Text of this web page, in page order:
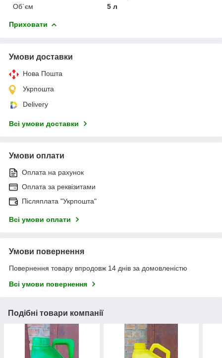
Об`єм
5 л
Приховати
Умови доставки
Нова Пошта
Укрпошта
Delivery
Всі умови доставки
Умови оплати
Оплата на рахунок
Оплата за реквізитами
Післяплата "Укрпошта"
Всі умови оплати
Умови повернення
Повернення товару впродовж 14 днів за домовленістю
Всі умови повернення
Подібні товари компанії